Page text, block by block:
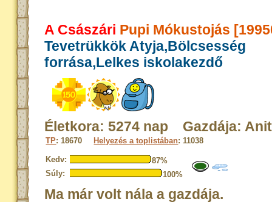
A Császári Pupi Mókustojás
Tevetrükkök Atyja,Bölcsesség
forrása,Lelkes iskolakezdő
Életkora: 5274 nap Gazdája:
TP: 18670 Helyezés a toplistában: 11038
Kedv:
87%
Súly:
100%
Ma már volt nála a gazdája.